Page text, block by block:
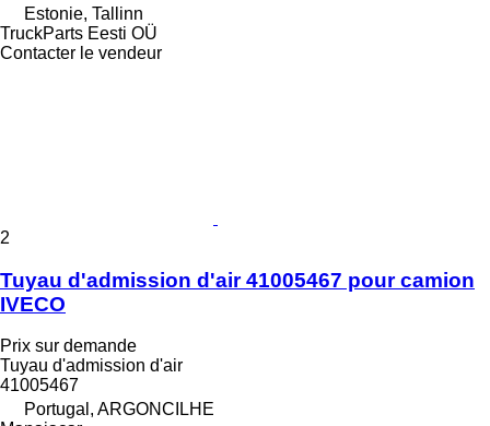
Estonie, Tallinn
TruckParts Eesti OÜ
Contacter le vendeur
2
Tuyau d'admission d'air 41005467 pour camion
IVECO
Prix sur demande
Tuyau d'admission d'air
41005467
Portugal, ARGONCILHE